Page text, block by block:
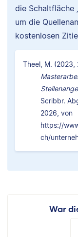
die Schaltfläche
um die
kostenlosen
Theel, M. (2023,
Scribbr.
2026, von
https://
ch/
War